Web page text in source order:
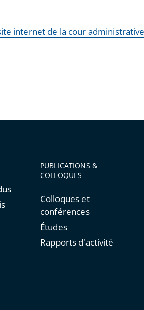
internet de la cour
PUBLICATIONS &
COLLOQUES
Colloques et
conférences
Études
Rapports d'activité